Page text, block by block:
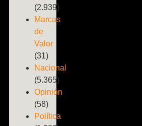
(2.939)
Marcas
de
Valor
(31)
Nacional
(5.365)
Opinión
(58)
Política